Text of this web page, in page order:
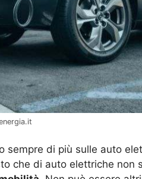
sempre di più sulle auto
che di auto elettriche non